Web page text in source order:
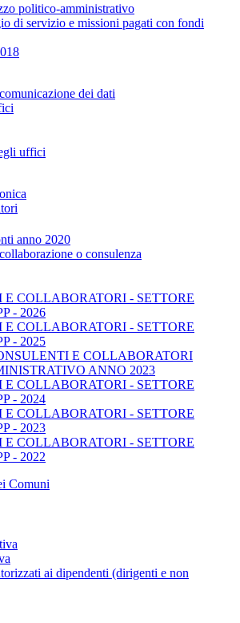
politico-amministrativo
di servizio e missioni pagati con fondi
dei dati
uffici
anno 2020
o consulenza
E COLLABORATORI - SETTORE
- 2026
E COLLABORATORI - SETTORE
- 2025
E COLLABORATORI
ANNO 2023
E COLLABORATORI - SETTORE
- 2024
E COLLABORATORI - SETTORE
- 2023
E COLLABORATORI - SETTORE
- 2022
Comuni
ai dipendenti (dirigenti e non